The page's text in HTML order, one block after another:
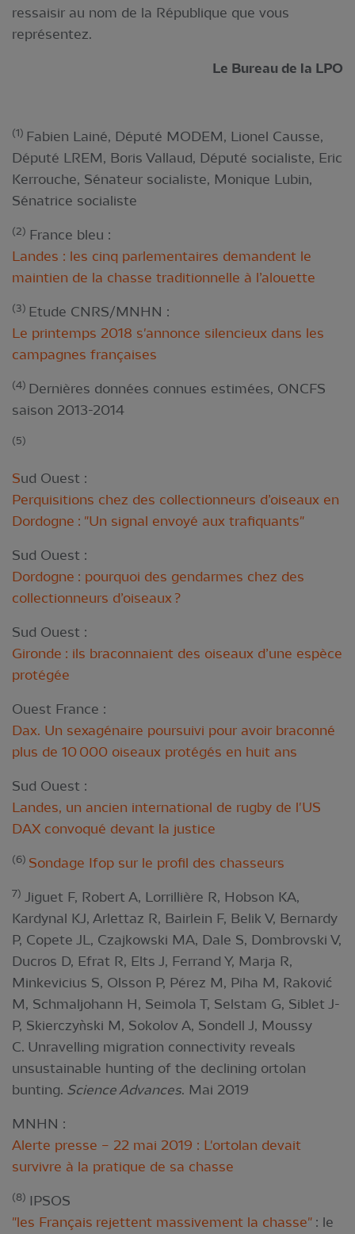
ressaisir au nom de la République que vous
représentez.
Le Bureau de la LPO
(1) Fabien Lainé, Député MODEM, Lionel Causse,
Député LREM, Boris Vallaud, Député socialiste, Eric
Kerrouche, Sénateur socialiste, Monique Lubin,
Sénatrice socialiste
(2) France bleu :
Landes : les cinq parlementaires demandent le
maintien de la chasse traditionnelle à l’alouette
(3) Etude CNRS/MNHN :
Le printemps 2018 s'annonce silencieux dans les
campagnes françaises
(4) Dernières données connues estimées, ONCFS
saison 2013-2014
(5)
Sud Ouest :
Perquisitions chez des collectionneurs d’oiseaux en
Dordogne : "Un signal envoyé aux trafiquants"
Sud Ouest :
Dordogne : pourquoi des gendarmes chez des
collectionneurs d’oiseaux ?
Sud Ouest :
Gironde : ils braconnaient des oiseaux d’une espèce
protégée
Ouest France :
Dax. Un sexagénaire poursuivi pour avoir braconné
plus de 10 000 oiseaux protégés en huit ans
Sud Ouest :
Landes, un ancien international de rugby de l'US
DAX convoqué devant la justice
(6) Sondage Ifop sur le profil des chasseurs
7) Jiguet F, Robert A, Lorrillière R, Hobson KA,
Kardynal KJ, Arlettaz R, Bairlein F, Belik V, Bernardy
P, Copete JL, Czajkowski MA, Dale S, Dombrovski V,
Ducros D, Efrat R, Elts J, Ferrand Y, Marja R,
Minkevicius S, Olsson P, Pérez M, Piha M, Raković
M, Schmaljohann H, Seimola T, Selstam G, Siblet J-
P, Skierczyǹski M, Sokolov A, Sondell J, Moussy
C. Unravelling migration connectivity reveals
unsustainable hunting of the declining ortolan
bunting. Science Advances. Mai 2019
MNHN :
Alerte presse – 22 mai 2019 : L'ortolan devait
survivre à la pratique de sa chasse
(8) IPSOS
"les Français rejettent massivement la chasse" : le